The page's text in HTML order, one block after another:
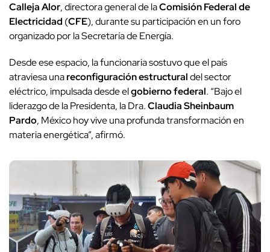
Calleja Alor, directora general de laComisión Federal de
Electricidad (CFE), durante su participación en un foro
organizado por la Secretaría de Energía.
Desde ese espacio, la funcionaria sostuvo que el país
atraviesa unareconfiguración estructuraldel sector
eléctrico, impulsada desde elgobierno federal. “Bajo el
liderazgo de la Presidenta, la Dra.Claudia Sheinbaum
Pardo, México hoy vive una profunda transformación en
materia energética”, afirmó.